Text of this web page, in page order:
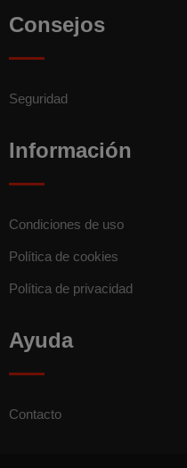
Consejos
Seguridad
Información
Condiciones de uso
Política de cookies
Política de privacidad
Ayuda
Contacto